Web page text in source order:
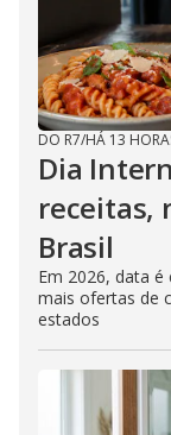
DO R7/HÁ 13
Dia
receitas,
Brasil
Em 2026, data
mais ofertas de
estados